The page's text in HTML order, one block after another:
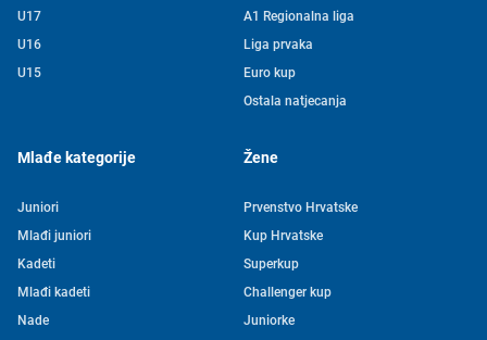
U17
U16
U15
A1 Regionalna liga
Liga prvaka
Euro kup
Ostala natjecanja
Mlađe kategorije
Juniori
Mlađi juniori
Kadeti
Mlađi kadeti
Nade
Žene
Prvenstvo Hrvatske
Kup Hrvatske
Superkup
Challenger kup
Juniorke